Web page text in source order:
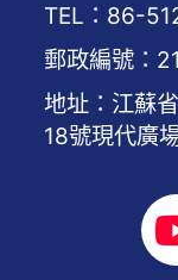
TEL：86-
郵政編號：
地址：江蘇
18號現代廣